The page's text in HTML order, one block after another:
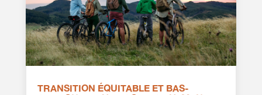
TRANSITION ÉQUITABLE ET BAS-